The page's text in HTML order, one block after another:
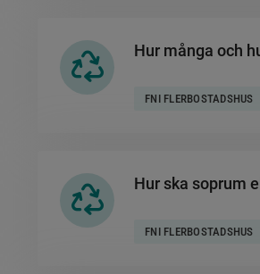
Hur många och
FNI FLERBOSTADSHUS
Hur ska soprum
FNI FLERBOSTADSHUS